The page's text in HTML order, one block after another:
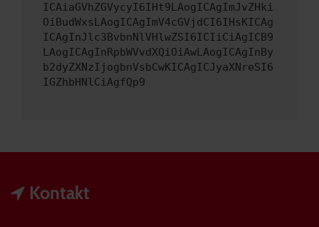
ICAiaGVhZGVycyI6IHt9LAogICAgImJvZHki
OiBudWxsLAogICAgImV4cGVjdCI6IHsKICAg
ICAgInJlc3BvbnNlVHlwZSI6ICIiCiAgICB9
LAogICAgInRpbWVvdXQiOiAwLAogICAgInBy
b2dyZXNzIjogbnVsbCwKICAgICJyaXNreSI6
IGZhbHNlCiAgfQp9
Kontakt